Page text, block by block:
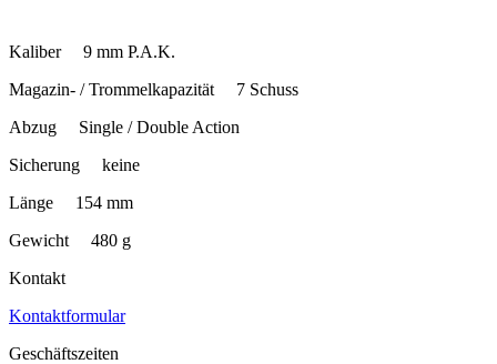
Kaliber 9 mm P.A.K.
Magazin- / Trommelkapazität 7 Schuss
Abzug Single / Double Action
Sicherung keine
Länge 154 mm
Gewicht 480 g
Kontakt
Kontaktformular
Geschäftszeiten